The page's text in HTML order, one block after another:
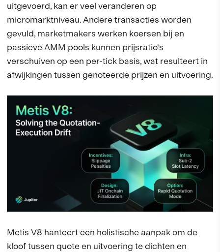
uitgevoerd, kan er veel veranderen op
micromarktniveau. Andere transacties worden
gevuld, marketmakers werken koersen bij en
passieve AMM pools kunnen prijsratio's
verschuiven op een per-tick basis, wat resulteert in
afwijkingen tussen genoteerde prijzen en uitvoering.
Metis V8 hanteert een holistische aanpak om de
kloof tussen quote en uitvoering te dichten en